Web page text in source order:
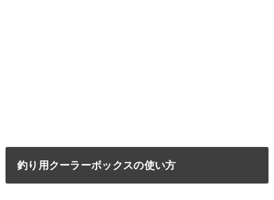
釣り用クーラーボックスの使い方